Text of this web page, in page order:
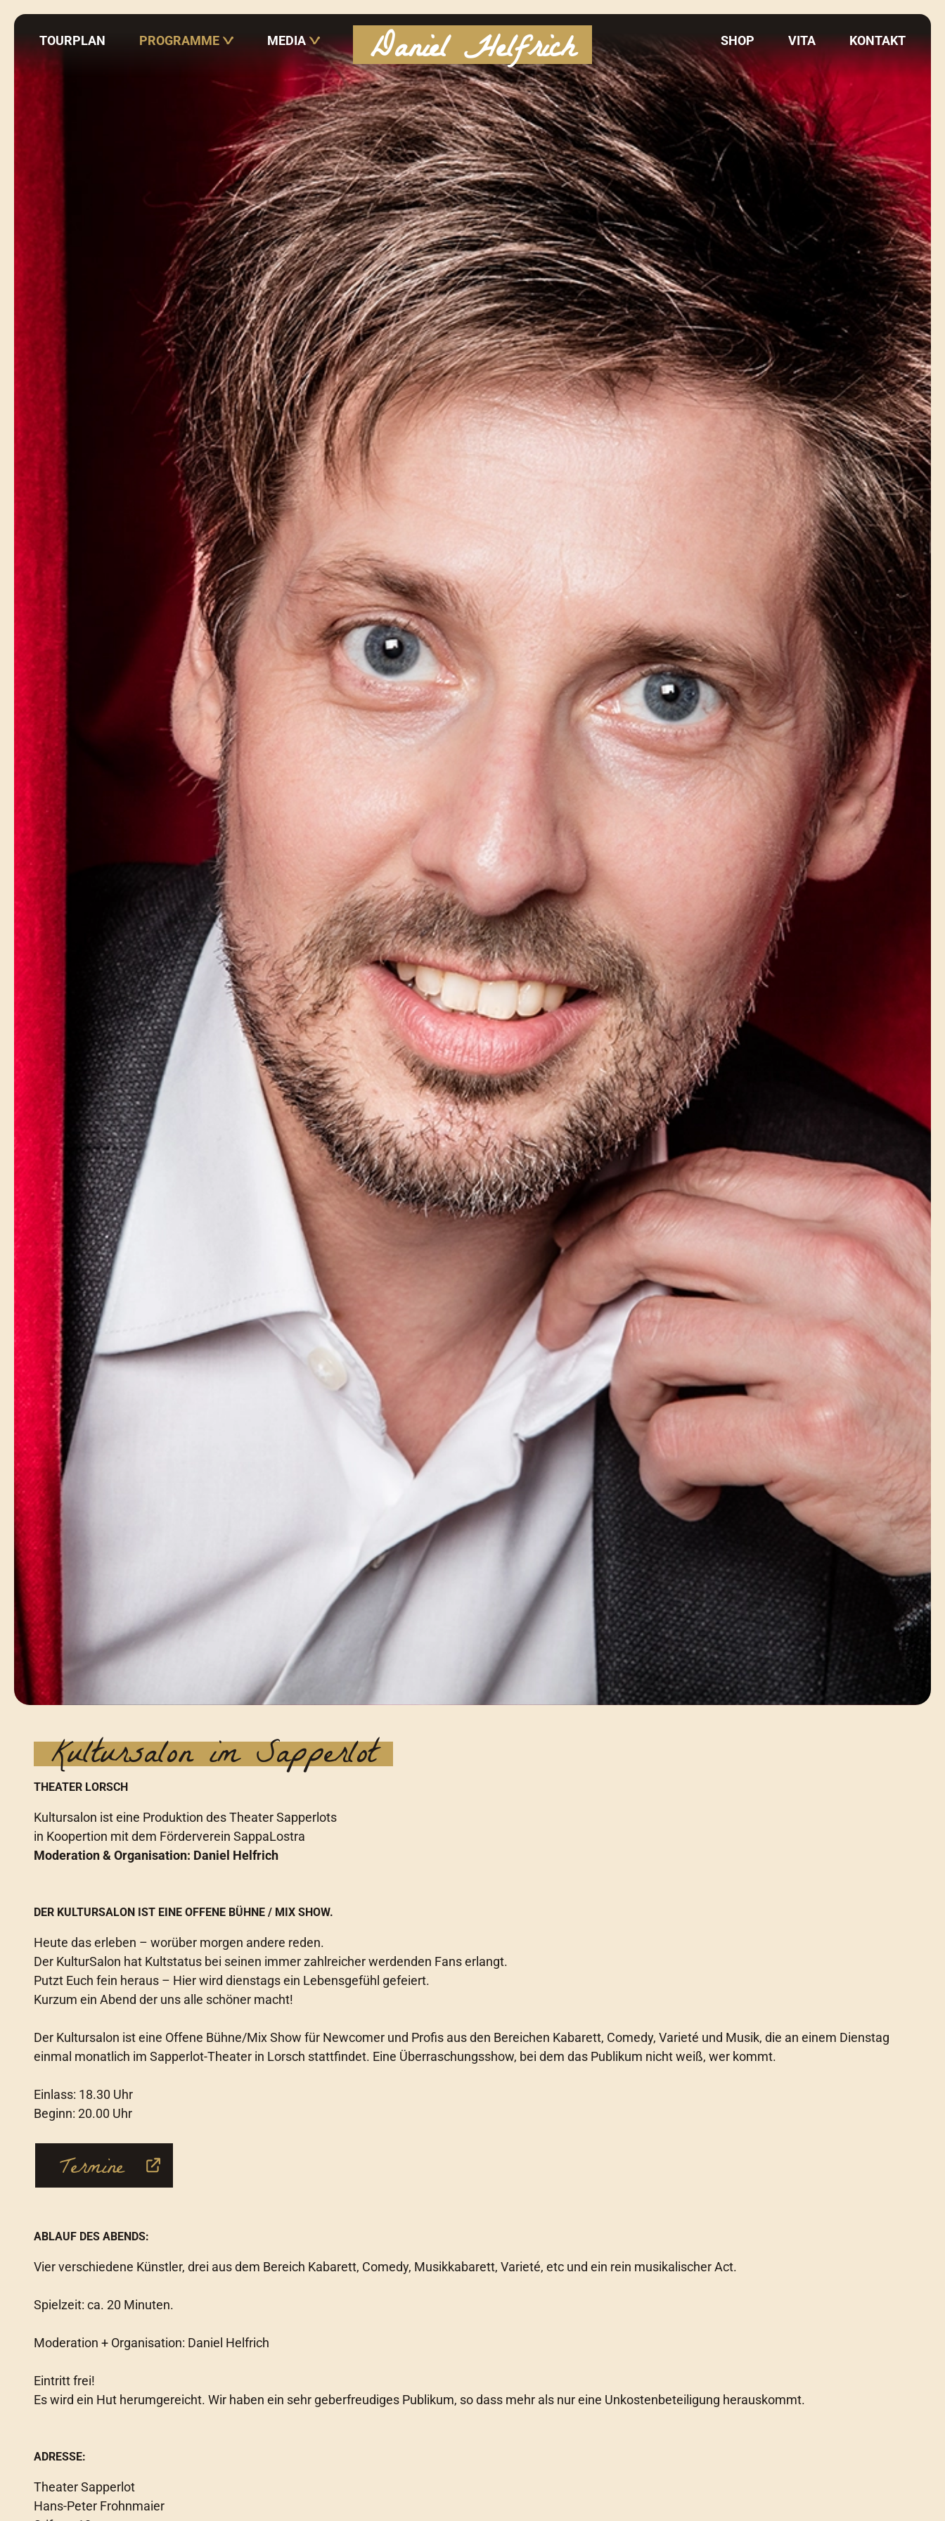
TOURPLAN PROGRAMME MEDIA Daniel Helfrich SHOP VITA KONTAKT
Kultursalon im Sapperlot
THEATER LORSCH
Kultursalon ist eine Produktion des Theater Sapperlots
in Koopertion mit dem Förderverein SappaLostra
Moderation & Organisation: Daniel Helfrich
DER KULTURSALON IST EINE OFFENE BÜHNE / MIX SHOW.
Heute das erleben – worüber morgen andere reden.
Der KulturSalon hat Kultstatus bei seinen immer zahlreicher werdenden Fans erlangt.
Putzt Euch fein heraus – Hier wird dienstags ein Lebensgefühl gefeiert.
Kurzum ein Abend der uns alle schöner macht!
Der Kultursalon ist eine Offene Bühne/Mix Show für Newcomer und Profis aus den Bereichen Kabarett, Comedy, Varieté und Musik, die an einem Dienstag
einmal monatlich im Sapperlot-Theater in Lorsch stattfindet. Eine Überraschungsshow, bei dem das Publikum nicht weiß, wer kommt.
Einlass: 18.30 Uhr
Beginn: 20.00 Uhr
Termine
ABLAUF DES ABENDS:
Vier verschiedene Künstler, drei aus dem Bereich Kabarett, Comedy, Musikkabarett, Varieté, etc und ein rein musikalischer Act.
Spielzeit: ca. 20 Minuten.
Moderation + Organisation: Daniel Helfrich
Eintritt frei!
Es wird ein Hut herumgereicht. Wir haben ein sehr geberfreudiges Publikum, so dass mehr als nur eine Unkostenbeteiligung herauskommt.
ADRESSE:
Theater Sapperlot
Hans-Peter Frohnmaier